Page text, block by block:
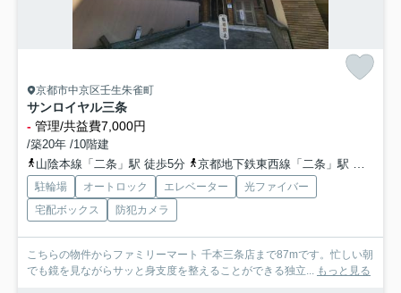
京都市中京区壬生朱雀町
サンロイヤル三条
- 管理/共益費7,000円
/築20年 /10階建
山陰本線「二条」駅 徒歩5分
京都地下鉄東西線「二条」駅 徒歩7分
駐輪場 オートロック エレベーター
光ファイバー
宅配ボックス
防犯カメラ
こちらの物件からファミリーマート 千本三条店まで87mです。忙しい朝
でも鏡を見ながらサッと身支度を整えることができる独立... もっと見る